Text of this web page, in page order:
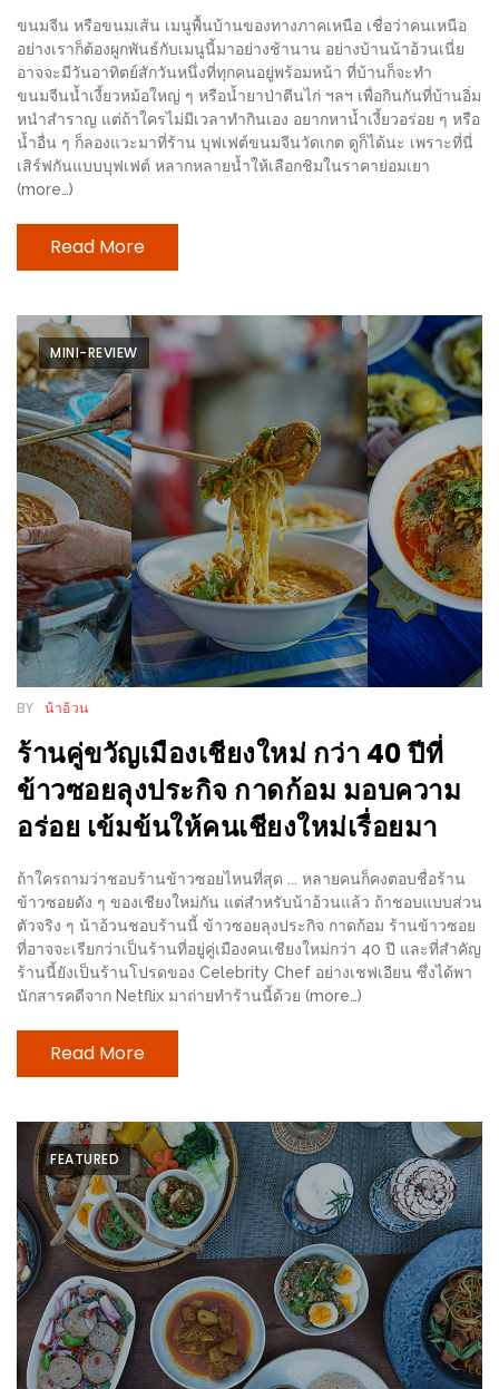
200
บาท
ชี้
เบาะแส
ความ
ตาม
น้า
อ้วน
ชวน
หิว
ติดต่อ
น้า
อ้วน
ติดต่อ
น้า
อ้วน
ชวน
คุย
ความ
เป็น
ส่วน
ตัว
นโยบาย
ความ
ส่วน
ตัว
ประกาศ
ผล
ผู้
โชค
ดี
กับ
ขนมจีน หรือขนมเส้น เมนูพื้นบ้านของทางภาคเหนือ เชื่อว่าคนเหนือ
อย่างเราก็ต้องผูกพันธ์กับเมนูนี้มาอย่างช้านาน อย่างบ้านน้าอ้วนเนี่ย
อาจจะมีวันอาทิตย์สักวันหนึ่งที่ทุกคนอยู่พร้อมหน้า ที่บ้านก็จะทำ
ขนมจีนน้ำเงี้ยวหม้อใหญ่ ๆ หรือน้ำยาป่าตีนไก่ ฯลฯ เพื่อกินกันที่บ้านอิ่ม
หนำสำราญ แต่ถ้าใครไม่มีเวลาทำกินเอง อยากหาน้ำเงี้ยวอร่อย ๆ หรือ
น้ำอื่น ๆ ก็ลองแวะมาที่ร้าน บุฟเฟต์ขนมจีนวัดเกต ดูก็ได้นะ เพราะที่นี่
เสิร์ฟกันแบบบุฟเฟต์ หลากหลายน้ำให้เลือกชิมในราคาย่อมเยา
(more…)
Read More
MINI-REVIEW
BY น้าอ้วน
ร้านคู่ขวัญเมืองเชียงใหม่ กว่า 40 ปีที่
ข้าวซอยลุงประกิจ กาดก้อม มอบความ
อร่อย เข้มข้นให้คนเชียงใหม่เรื่อยมา
ถ้าใครถามว่าชอบร้านข้าวซอยไหนที่สุด ... หลายคนก็คงตอบชื่อร้าน
ข้าวซอยดัง ๆ ของเชียงใหม่กัน แต่สำหรับน้าอ้วนแล้ว ถ้าชอบแบบส่วน
ตัวจริง ๆ น้าอ้วนชอบร้านนี้ ข้าวซอยลุงประกิจ กาดก้อม ร้านข้าวซอย
ที่อาจจะเรียกว่าเป็นร้านที่อยู่คู่เมืองคนเชียงใหม่กว่า 40 ปี และที่สำคัญ
ร้านนี้ยังเป็นร้านโปรดของ Celebrity Chef อย่างเชฟเอียน ซึ่งได้พา
นักสารคดีจาก Netflix มาถ่ายทำร้านนี้ด้วย (more…)
Read More
FEATURED